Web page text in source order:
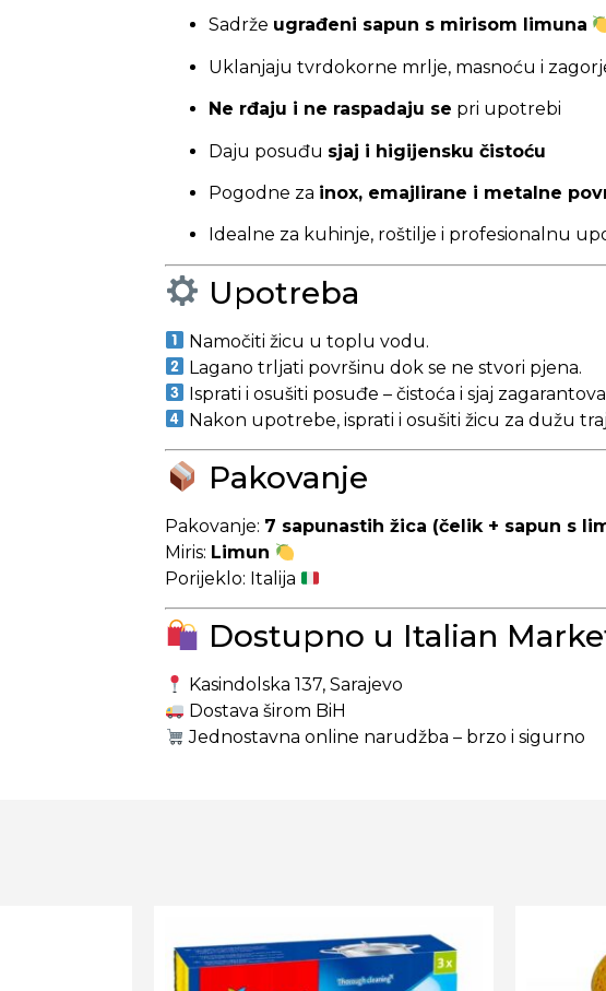
Sadrže ugrađeni sapun s mirisom limuna
Uklanjaju tvrdokorne mrlje, masnoću i
Ne rđaju i ne raspadaju se pri upotrebi
Daju posuđu sjaj i higijensku čistoću
Pogodne za inox, emajlirane i metalne
Idealne za kuhinje, roštilje i profesionalnu
Upotreba
Namočiti žicu u toplu vodu.
Lagano trljati površinu dok se ne stvori pjena.
Isprati i osušiti posuđe – čistoća i sjaj
Nakon upotrebe, isprati i osušiti žicu za dužu
Pakovanje
Pakovanje: 7 sapunastih žica (čelik + sapun s
Miris: Limun
Porijeklo: Italija
Dostupno u Italian
Kasindolska 137, Sarajevo
Dostava širom BiH
Jednostavna online narudžba – brzo i sigurno